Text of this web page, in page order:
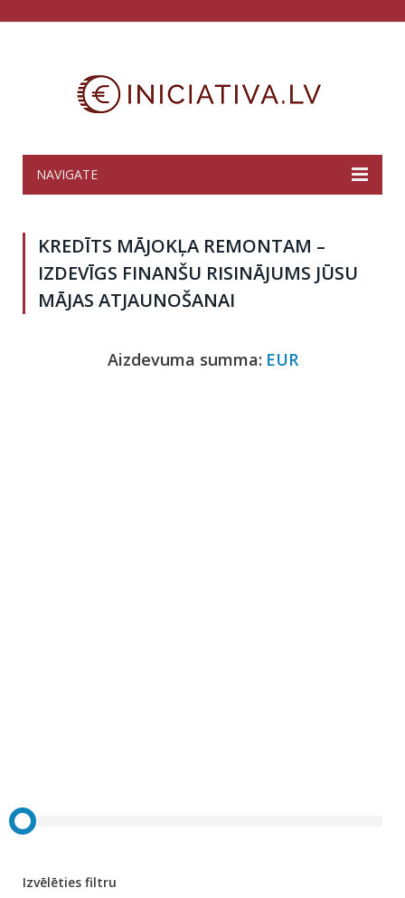
NAVIGATE
KREDĪTS MĀJOKĻA REMONTAM –
IZDEVĪGS FINANŠU RISINĀJUMS JŪSU
MĀJAS ATJAUNOŠANAI
Aizdevuma summa: EUR
Izvēlēties filtru